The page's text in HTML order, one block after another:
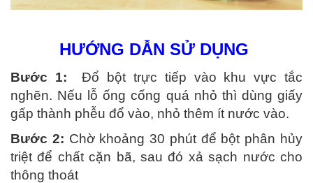
HƯỚNG DẪN SỬ DỤNG
Bước 1:
Đổ bột trực tiếp vào khu vực tắc
nghẽn. Nếu lỗ ống cống quá nhỏ thì dùng giấy
gấp thành phễu đổ vào, nhỏ thêm ít nước vào.
Bước 2: Chờ khoảng 30 phút để bột phân hủy
triệt để chất cặn bã, sau đó xả sạch nước cho
thông thoát